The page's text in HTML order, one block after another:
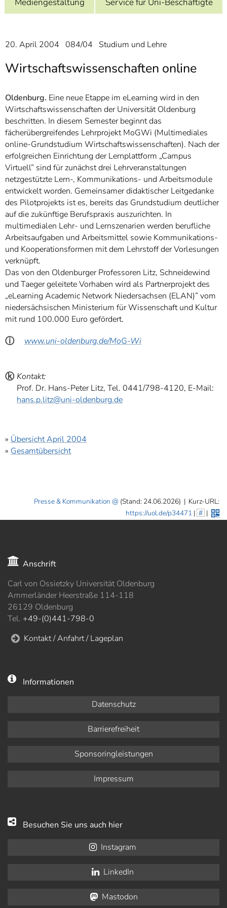
7]
Informationen zur
20. April 2004 084/04 Studium und Lehre
Wirtschaftswissenschaften online
Oldenburg. Eine neue Etappe im eLearning wird in den
Wirtschaftswissenschaften der Universität Oldenburg
beschritten. In diesem Semester beginnt das
fächerübergreifendes Lehrprojekt MoGWi (Multimediales
online-Grundstudium Wirtschaftswissenschaften). Nach der
erfolgreichen Einrichtung der Lernplattform „Campus
Virtuell” sind für zunächst drei Lehrveranstaltungen
netzgestützte Lern-, Kommunikations- und Arbeitsmodule
entwickelt worden. Gemeinsamer didaktischer Leitgedanke
des Pilotprojekts ist es, bereits das Grundstudium deutlicher
auf die zukünftige Berufspraxis auszurichten. In
multimedialen Lehr- und Lernszenarien werden berufliche
Arbeitsaufgaben und Arbeitsmittel sowie Kommunikations-
und Kooperationsformen mit dem Lehrstoff der Vorlesungen
verknüpft.
Das von den Oldenburger Professoren Litz, Schneidewind
und Taeger geleitete Vorhaben wird als Partnerprojekt des
„eLearning Academic Network Niedersachsen (ELAN)” vom
niedersächsischen Ministerium für Wissenschaft und Kultur
mit rund 100.000 Euro gefördert.
ⓘ www.uni-oldenburg.de/MoG-Wi
ⓚ Kontakt:
Prof. Dr. Hans-Peter Litz, Tel. 0441/798-4120, E-Mail:
hans.p.litz@uni-oldenburg.de
» Übersicht April 2004
» Gesamtübersicht
Presse & Kommunikation (Stand: 24.06.2026) | Kurz-URL:
https://uol.de/p34471 | # |
Anschrift
Carl von Ossietzky Universität Oldenburg
Ammerländer Heerstraße 114-118
26129 Oldenburg
Tel. +49-(0)441-798-0
Kontakt / Anfahrt / Lageplan
Informationen
Datenschutz
Barrierefreiheit
Sponsoringleistungen
Impressum
Besuchen Sie uns auch hier
Instagram
LinkedIn
Mastodon